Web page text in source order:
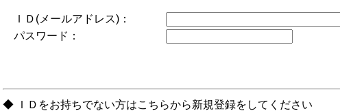
ＩＤ(メールアドレス)：
パスワード：
◆ ＩＤをお持ちでない方はこちらから新規登録をしてください